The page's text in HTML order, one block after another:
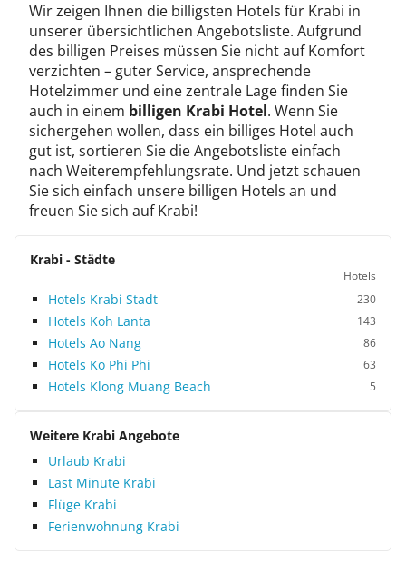
Wir zeigen Ihnen die billigsten Hotels für Krabi in
unserer übersichtlichen Angebotsliste. Aufgrund
des billigen Preises müssen Sie nicht auf Komfort
verzichten – guter Service, ansprechende
Hotelzimmer und eine zentrale Lage finden Sie
auch in einem billigen Krabi Hotel. Wenn Sie
sichergehen wollen, dass ein billiges Hotel auch
gut ist, sortieren Sie die Angebotsliste einfach
nach Weiterempfehlungsrate. Und jetzt schauen
Sie sich einfach unsere billigen Hotels an und
freuen Sie sich auf Krabi!
Krabi - Städte
Hotels
Hotels Krabi Stadt 230
Hotels Koh Lanta 143
Hotels Ao Nang 86
Hotels Ko Phi Phi 63
Hotels Klong Muang Beach 5
Weitere Krabi Angebote
Urlaub Krabi
Last Minute Krabi
Flüge Krabi
Ferienwohnung Krabi